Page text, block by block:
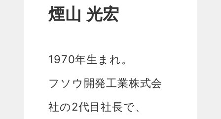
煙山 光宏
1970年生まれ。
フソウ開発工業株式会
社の2代目社長で、